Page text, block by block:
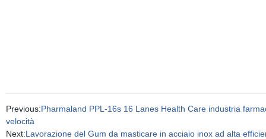
Previous:Pharmaland PPL-16s 16 Lanes Health Care industria
velocità
Next:Lavorazione del Gum da masticare in acciaio inox ad alta